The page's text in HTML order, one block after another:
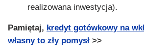
realizowana inwestycja).
Pamiętaj, kredyt gotówkowy na
własny to zły pomysł >>